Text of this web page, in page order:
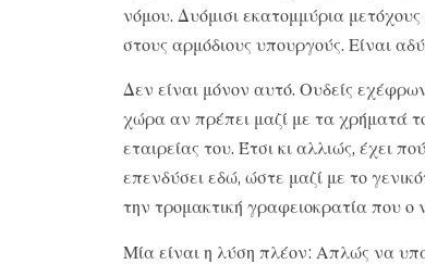
νόμου. Δυόμισι εκατομμύρια
στους αρμόδιους υπουργούς. Είναι
Δεν είναι μόνον αυτό. Ουδείς
χώρα αν πρέπει μαζί με τα χρήματά
εταιρείας του. Έτσι κι αλλιώς, έχει
επενδύσει εδώ, ώστε μαζί με το
την τρομακτική γραφειοκρατία που ο
Μία είναι η λύση πλέον: Απλώς να